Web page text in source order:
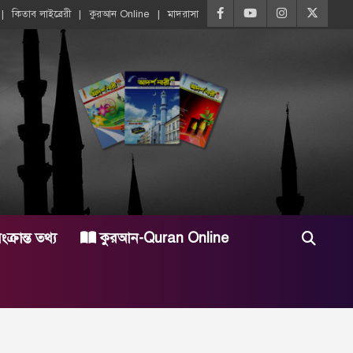
কিতাব লাইব্রেরী কুরআন Online মাদরাসা
তথ্য কুরআন-Quran Online